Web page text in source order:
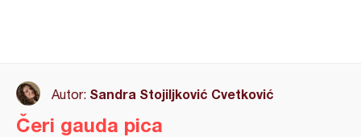
Autor: Sandra Stojiljković Cvetković
Čeri gauda pica